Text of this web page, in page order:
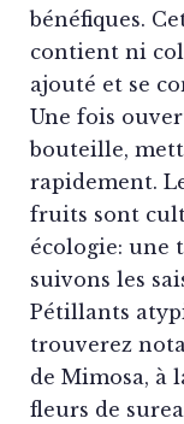
bénéfiques.
contient ni
ajouté et se
Une fois
bouteille,
rapidement.
fruits sont
écologie: une
suivons les
Pétillants
trouverez
de Mimosa, à
fleurs de